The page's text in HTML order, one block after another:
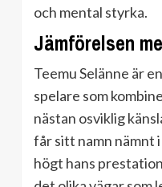
och mental styrka.
Jämförelsen
Teemu Selänne är
spelare som
nästan osviklig
får sitt namn nämnt
högt hans